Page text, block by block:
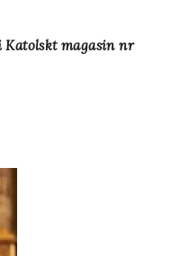
Katolskt magasin nr